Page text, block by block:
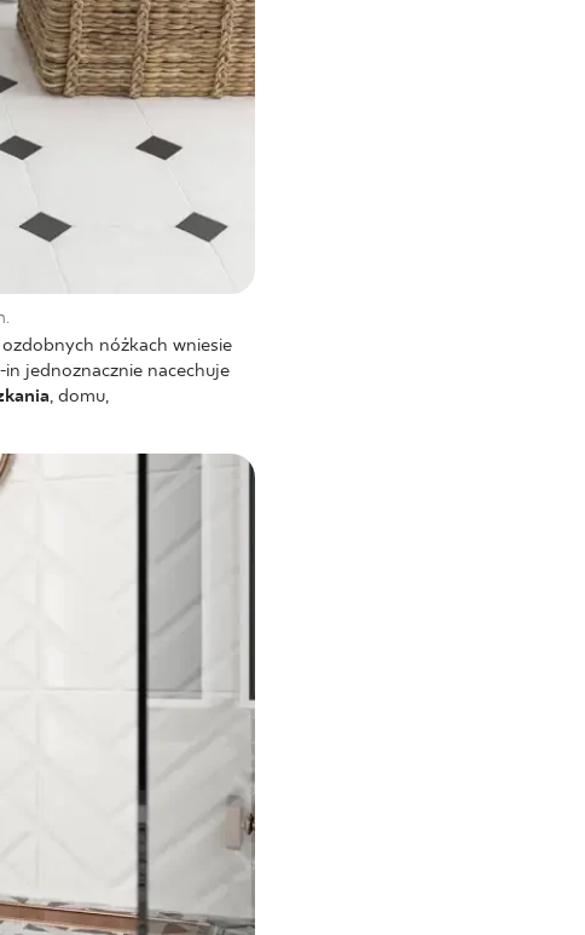
nóżkach wniesie
jednoznacznie nacechuje
, domu,